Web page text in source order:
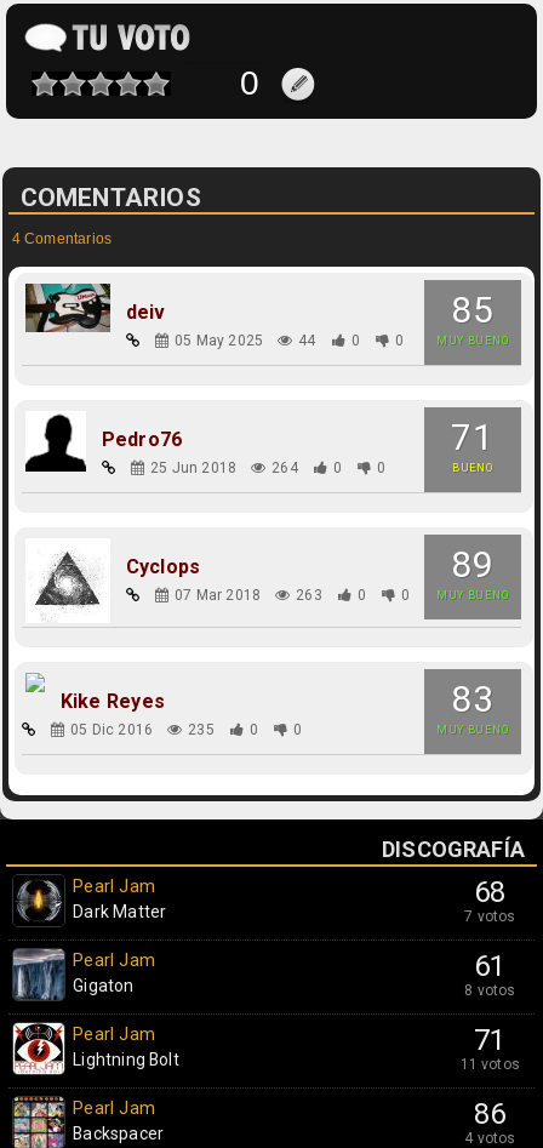
COMENTARIOS
4 Comentarios
85
MUY BUENO
deiv
05 May 2025 44 0 0
71
BUENO
Pedro76
25 Jun 2018 264 0 0
89
MUY BUENO
Cyclops
07 Mar 2018 263 0 0
83
MUY BUENO
Kike Reyes
05 Dic 2016 235 0 0
DISCOGRAFÍA
68
7 votos
Pearl Jam
Dark Matter
61
8 votos
Pearl Jam
Gigaton
71
11 votos
Pearl Jam
Lightning Bolt
86
4 votos
Pearl Jam
Backspacer